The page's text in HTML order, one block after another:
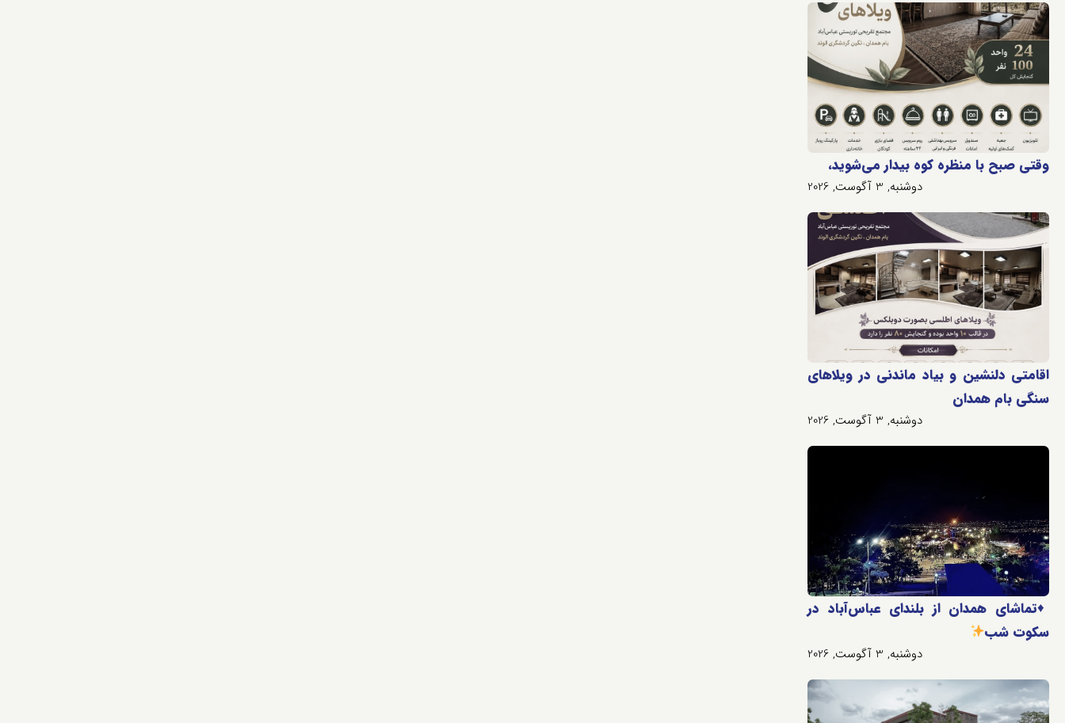
وقتی صبح با منظره کوه بیدار می‌شوید،
دوشنبه, 3 آگوست, 2026
اقامتی دلنشین و بیاد ماندنی در ویلاهای
سنگی بام همدان
دوشنبه, 3 آگوست, 2026
♦️تماشای همدان از بلندای عباس‌آباد در
سکوت شب
دوشنبه, 3 آگوست, 2026